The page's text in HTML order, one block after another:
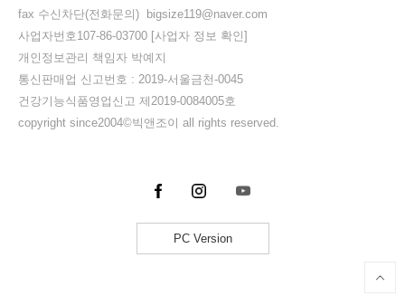
fax 수신차단(전화문의) bigsize119@naver.com
사업자번호107-86-03700 [사업자 정보 확인]
개인정보관리 책임자 박예지
통신판매업 신고번호 : 2019-서울금천-0045
건강기능식품영업신고 제2019-0084005호
copyright since2004©빅앤조이 all rights reserved.
PC Version